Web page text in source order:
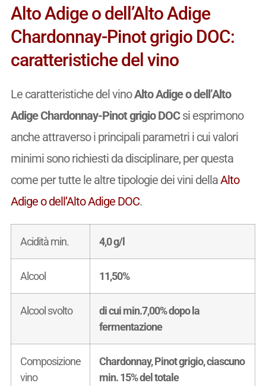
Alto Adige o dell’Alto Adige
Chardonnay-Pinot grigio DOC:
caratteristiche del vino
Le caratteristiche del vinoAlto Adige o dell’Alto
Adige Chardonnay-Pinot grigio DOCsi esprimono
anche attraverso i principali parametri i cui valori
minimi sono richiesti da disciplinare, per questa
come per tutte le altre tipologie dei vini dellaAlto
Adige o dell’Alto Adige DOC.
Acidità min. 4,0 g/l
Alcool 11,50%
Alcool svolto
di cui min.7,00% dopo la
fermentazione
Composizione
vino
Chardonnay, Pinot grigio, ciascuno
min. 15% del totale